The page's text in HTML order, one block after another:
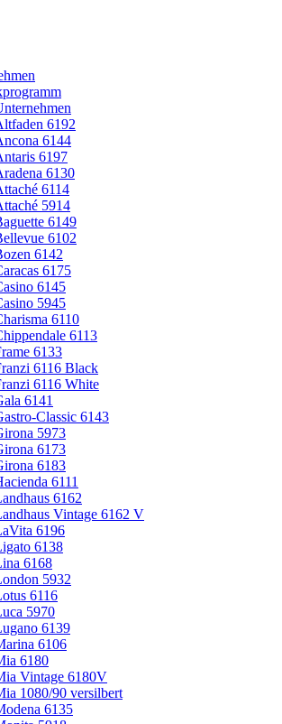
6192
6144
6197
6130
6114
5914
6149
6102
6142
6175
6145
5945
6110
6113
6133
6116 Black
6116 White
6141
Classic 6143
5973
6173
6183
6111
6162
Vintage 6162 V
6196
6138
6168
5932
6116
5970
6139
6106
6180
Vintage 6180V
1080/90 versilbert
6135